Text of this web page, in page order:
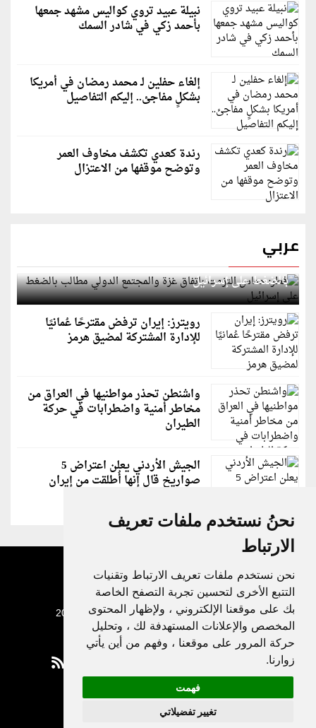
نحنُ نستخدم ملفات تعريف
الارتباط
نحن نستخدم ملفات تعريف الارتباط وتقنيات
التتبع الأخرى لتحسين تجربة التصفح الخاصة
بك على موقعنا الإلكتروني ، ولإظهار المحتوى
المخصص والإعلانات المستهدفة لك ، وتحليل
حركة المرور على موقعنا ، وفهم من أين يأتي
زوارنا.
فهمت
تغيير تفضيلاتي
نبيلة عبيد تروي كواليس مشهد جمعها
بأحمد زكي في شادر السمك
إلغاء حفلين لـ محمد رمضان في أمريكا
بشكلٍ مفاجئ.. إليكم التفاصيل
رندة كعدي تكشف مخاوف العمر
وتوضح موقفها من الاعتزال
عربي
قطر: حماس التزمت باتفاق غزة والمجتمع الدولي مطالب
بالضغط على إسرائيل
رويترز: إيران ترفض مقترحًا عُمانيًا
للإدارة المشتركة لمضيق هرمز
واشنطن تحذر مواطنيها في العراق من
مخاطر أمنية واضطرابات في حركة
الطيران
الجيش الأردني يعلن اعتراض 5
صواريخ قال إنها أُطلقت من إيران
جميع الحقوق محفوظة لدنيا الوطن © 2003 - 2022
Privacy Policy